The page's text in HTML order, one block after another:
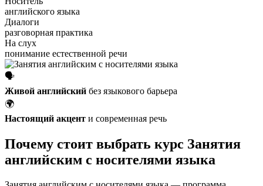
английского языка
Диалоги
разговорная практика
На слух
понимание естественной речи
🗣️
Живой английский без языкового барьера
🌍
Настоящий акцент и современная речь
Почему стоит выбрать курс Занятия
английским с носителями языка